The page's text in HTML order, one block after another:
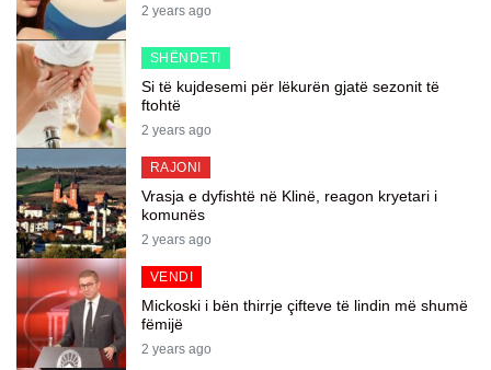
2 years ago
SHËNDETI
Si të kujdesemi për lëkurën gjatë sezonit të
ftohtë
2 years ago
RAJONI
Vrasja e dyfishtë në Klinë, reagon kryetari i
komunës
2 years ago
VENDI
Mickoski i bën thirrje çifteve të lindin më shumë
fëmijë
2 years ago